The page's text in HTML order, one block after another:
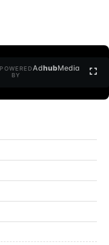
POWERED
BY
AdhubMedia